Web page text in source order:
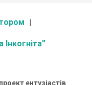
Інкогніта”
ентузіастів